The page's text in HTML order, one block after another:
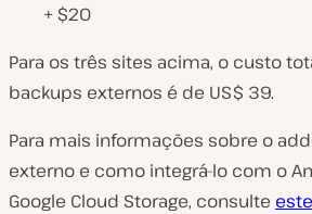
+ $20
Para os três sites acima, o custo
backups externos é de US$ 39.
Para mais informações sobre o
externo e como integrá-lo com o
Google Cloud Storage, consulte